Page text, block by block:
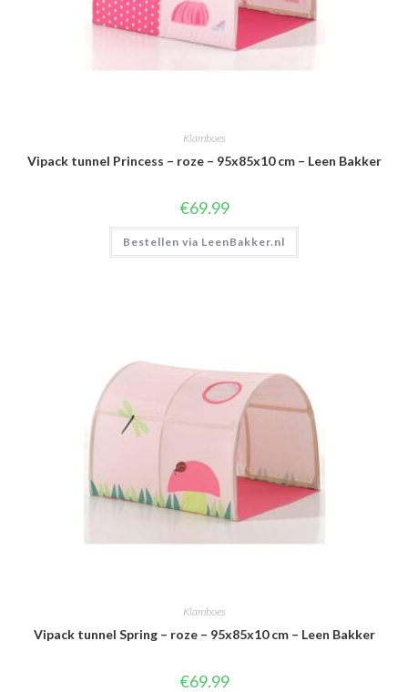
Klamboes
Vipack tunnel Princess – roze – 95x85x10 cm – Leen Bakker
€69.99
Bestellen via LeenBakker.nl
Klamboes
Vipack tunnel Spring – roze – 95x85x10 cm – Leen Bakker
€69.99